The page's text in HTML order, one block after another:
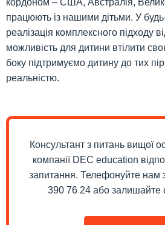
кордоном – США, Австралія,
працюють із нашими дітьми. У
реалізація комплексного підходу
можливість для дитини втілити
боку підтримуємо дитину до тих
реальністю.
Консультант з питань вищої
компанії DEC education
запитання. Телефонуйте нам
390 76 24 або залишайте